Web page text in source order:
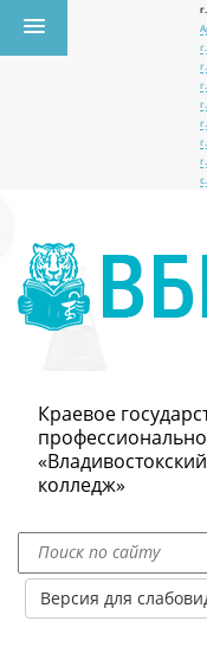
Краевое
колледж»
Версия для